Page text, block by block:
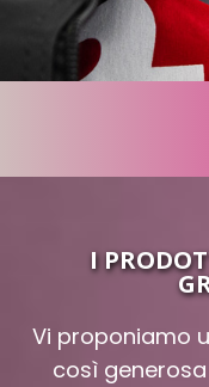
I
Vi proponiamo
così